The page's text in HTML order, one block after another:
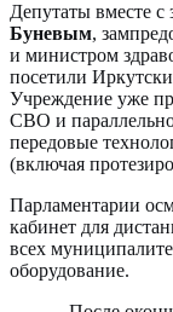
Депутаты вместе с
Буневым,
и министром
посетили
Учреждение уже
СВО и
передовые
(включая
Парламентарии
кабинет для
всех
оборудование.